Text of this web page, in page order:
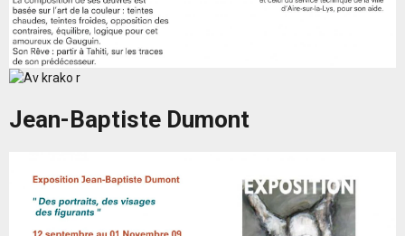
Jean-Baptiste Dumont